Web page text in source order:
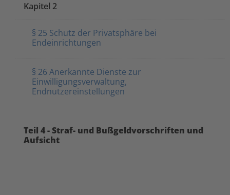
Kapitel 2
§ 25 Schutz der Privatsphäre bei
Endeinrichtungen
§ 26 Anerkannte Dienste zur
Einwilligungsverwaltung,
Endnutzereinstellungen
Teil 4 - Straf- und Bußgeldvorschriften und
Aufsicht